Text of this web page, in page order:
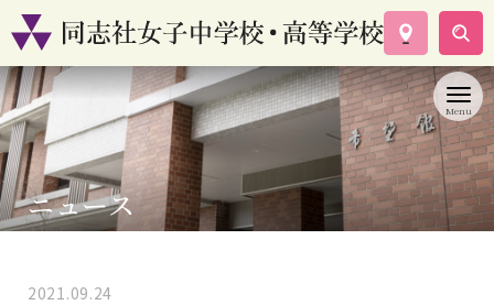
学校案内
コース紹介
学校生活
入試情報
資料請求
ニュース
2021.09.24